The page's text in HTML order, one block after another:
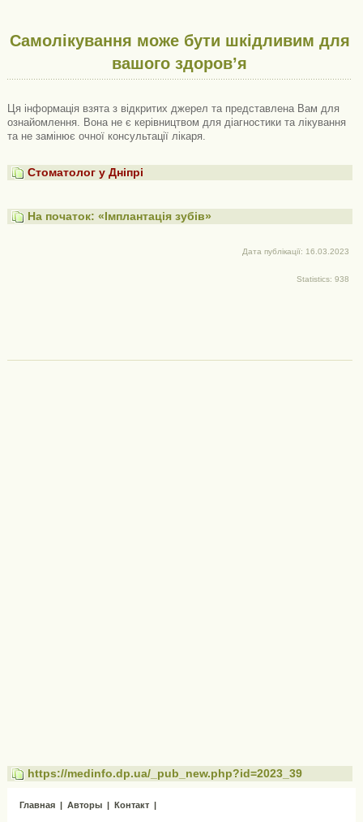
Самолікування може бути шкідливим для
вашого здоров’я
Ця інформація взята з відкритих джерел та представлена ​​Вам для
ознайомлення. Вона не є керівництвом для діагностики та лікування
та не замінює очної консультації лікаря.
Стоматолог у Дніпрі
На початок: «Імплантація зубів»
Дата публікації: 16.03.2023
Statistics: 938
https://medinfo.dp.ua/_pub_new.php?id=2023_39
Главная | Авторы | Контакт |